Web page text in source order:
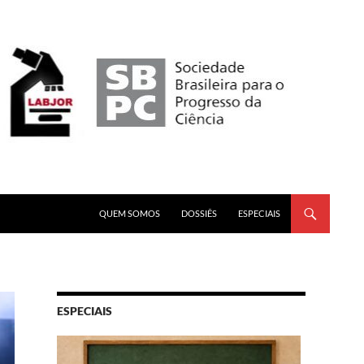
QUEM SOMOS
DOSSIÊS ESPECIAIS
ESPECIAIS